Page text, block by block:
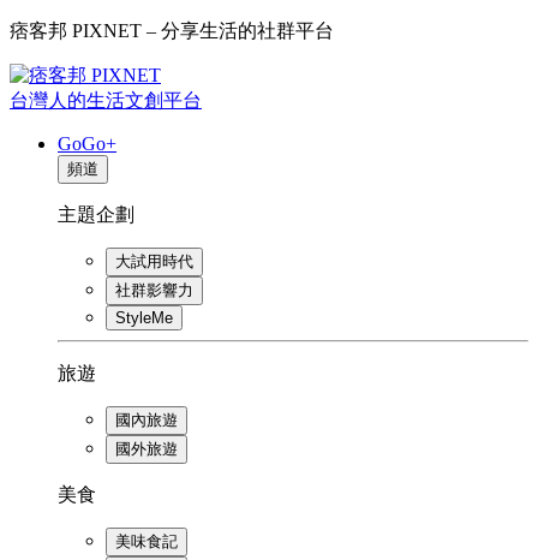
痞客邦 PIXNET – 分享生活的社群平台
台灣人的生活文創平台
GoGo+
頻道
主題企劃
大試用時代
社群影響力
StyleMe
旅遊
國內旅遊
國外旅遊
美食
美味食記